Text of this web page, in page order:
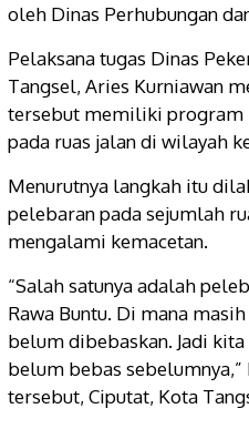
oleh Dinas Perhubungan
Pelaksana tugas Dinas
Tangsel, Aries Kurniawan
tersebut memiliki program
pada ruas jalan di wilayah
Menurutnya langkah itu
pelebaran pada sejumlah
mengalami kemacetan.
“Salah satunya adalah
Rawa Buntu. Di mana
belum dibebaskan. Jadi
belum bebas
tersebut, Ciputat, Kota